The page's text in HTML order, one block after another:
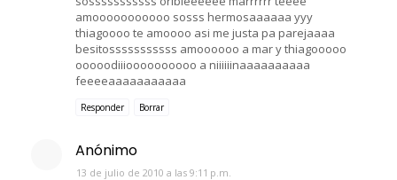
amooooooooooo sosss hermosaaaaaa yyy
thiagoooo te amoooo asi me justa pa parejaaaa
besitosssssssssss amoooooo a mar y thiagooooo
ooooodiiioooooooooo a niiiiiinaaaaaaaaaa
feeeeaaaaaaaaaaa
Responder Borrar
Anónimo
13 de julio de 2010 a las 9:11 p.m.